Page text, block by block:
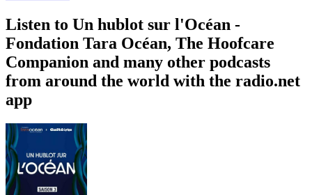
Listen to Un hublot sur l'Océan -
Fondation Tara Océan, The Hoofcare
Companion and many other podcasts
from around the world with the radio.net
app